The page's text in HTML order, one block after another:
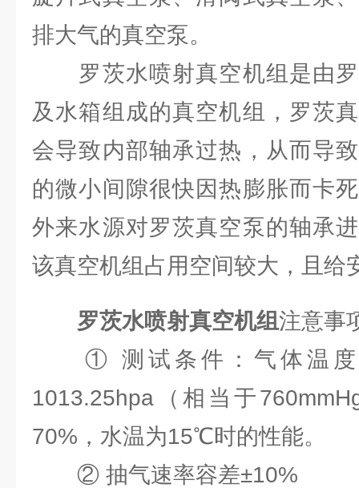
排大气的真空泵。
罗茨水喷射真空机组是由罗
及水箱组成的真空机组，罗茨
会导致内部轴承过热，从而导
的微小间隙很快因热膨胀而卡
外来水源对罗茨真空泵的轴承
该真空机组占用空间较大，且给
罗茨水喷射真空机组注意事
① 测试条件：气体温度
1013.25hpa（相当于
70%，水温为15℃时的性能。
② 抽气速率容差±10%